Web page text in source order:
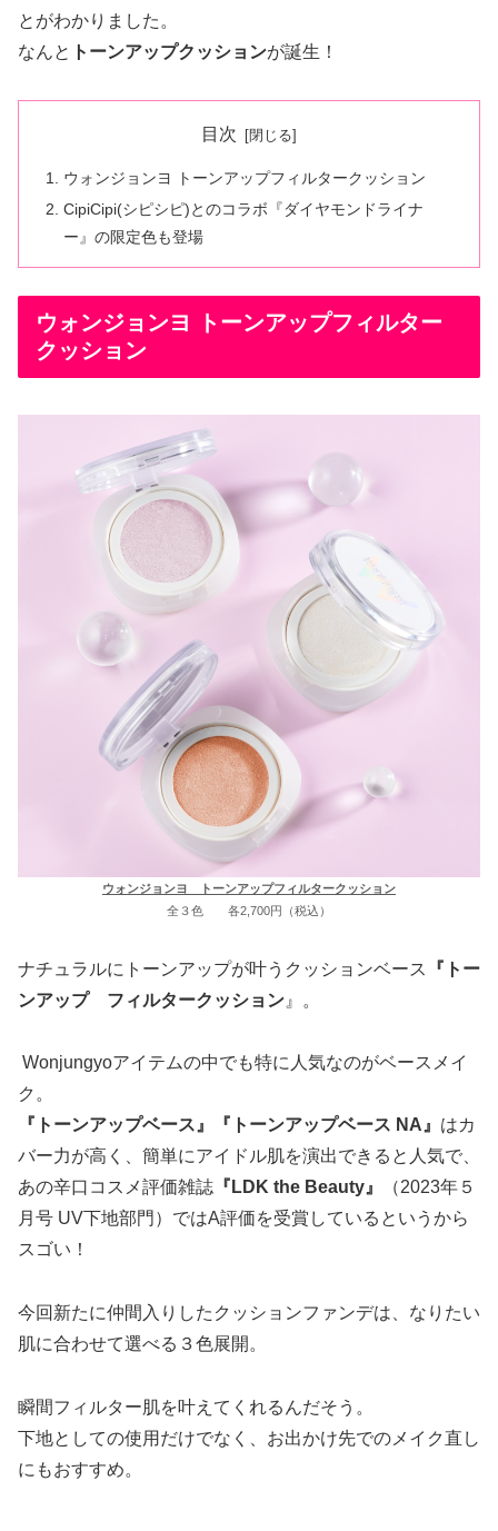
とがわかりました。
なんと トーンアップクッションが誕生！
目次
ウォンジョンヨ トーンアップフィルタークッション
CipiCipi(シピシピ)とのコラボ『ダイヤモンドライナ
ー』の限定色も登場
ウォンジョンヨ トーンアップフィルター
クッション
ウォンジョンヨ トーンアップフィルタークッション
全３色 各2,700円（税込）
ナチュラルにトーンアップが叶うクッションベース
『トー
ンアップ フィルタークッション 』。
Wonjungyoアイテムの中でも特に人気なのがベースメイ
ク。
『トーンアップベース』『トーンアップベース NA』 はカ
バー力が高く、簡単にアイドル肌を演出できると人気で、
あの辛口コスメ評価雑誌 『LDK the Beauty』
（2023年５
月号 UV下地部門）ではA評価を受賞しているというから
スゴい！
今回新たに仲間入りしたクッションファンデは、なりたい
肌に合わせて選べる３色展開。
瞬間フィルター肌を叶えてくれるんだそう。
下地としての使用だけでなく、お出かけ先でのメイク直し
にもおすすめ。